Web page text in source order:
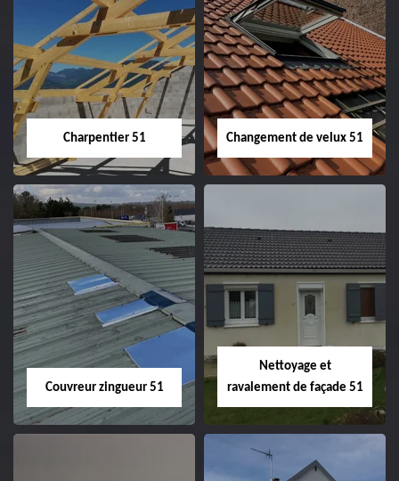
Entreprise de
couverture 51
Démoussage de
toiture 51
Charpentier 51
Charpentier 51
Changement de velux 51
Changement de
velux 51
Couvreur zingueur 51
Nettoyage et
ravalement de façade 51